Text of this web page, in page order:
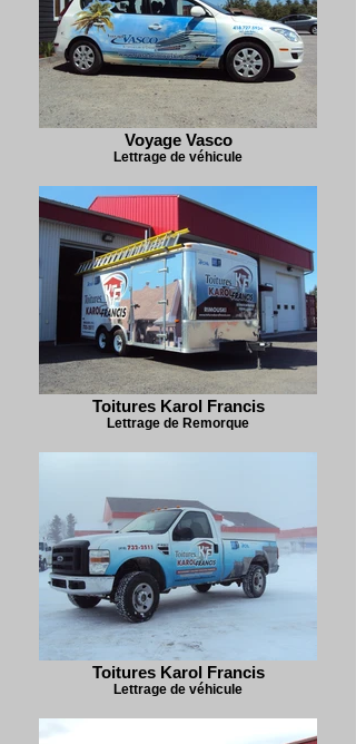
Voyage Vasco
Lettrage de véhicule
Toitures Karol Francis
Lettrage de Remorque
Toitures Karol Francis
Lettrage de véhicule